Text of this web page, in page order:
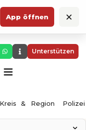
App öffnen ×
Unterstützen
Kreis & Region Polizei